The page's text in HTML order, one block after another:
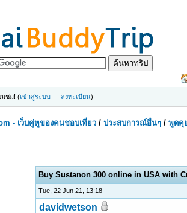
ชม! (เข้าสู่ระบบ — ลงทะเบียน)
- เว็บคู่หูของคนชอบเที่ยว /ประสบการณ์อื่นๆ /พูดคุ
Buy Sustanon 300 online in USA with
Tue, 22 Jun 21, 13:18
davidwetson